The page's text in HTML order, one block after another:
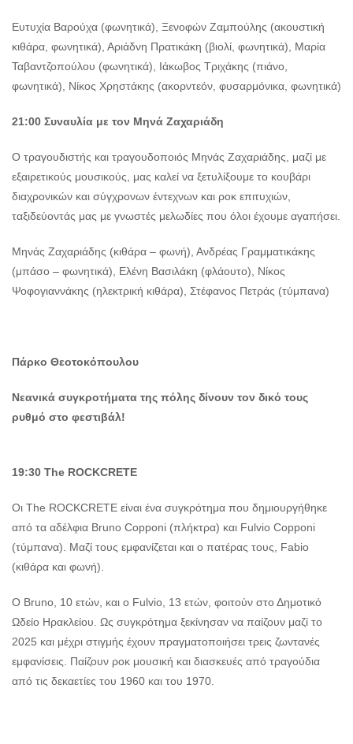
Ευτυχία Βαρούχα (φωνητικά), Ξενοφών Ζαμπούλης (ακουστική
κιθάρα, φωνητικά), Αριάδνη Πρατικάκη (βιολί, φωνητικά), Μαρία
Ταβαντζοπούλου (φωνητικά), Ιάκωβος Τριχάκης (πιάνο,
φωνητικά), Νίκος Χρηστάκης (ακορντεόν, φυσαρμόνικα, φωνητικά)
21:00 Συναυλία με τον Μηνά Ζαχαριάδη
Ο τραγουδιστής και τραγουδοποιός Μηνάς Ζαχαριάδης, μαζί με
εξαιρετικούς μουσικούς, μας καλεί να ξετυλίξουμε το κουβάρι
διαχρονικών και σύγχρονων έντεχνων και ροκ επιτυχιών,
ταξιδεύοντάς μας με γνωστές μελωδίες που όλοι έχουμε αγαπήσει.
Μηνάς Ζαχαριάδης (κιθάρα – φωνή), Ανδρέας Γραμματικάκης
(μπάσο – φωνητικά), Ελένη Βασιλάκη (φλάουτο), Νίκος
Ψοφογιαννάκης (ηλεκτρική κιθάρα), Στέφανος Πετράς (τύμπανα)
Πάρκο Θεοτοκόπουλου
Νεανικά συγκροτήματα της πόλης δίνουν τον δικό τους
ρυθμό στο φεστιβάλ!
19:30 The ROCKCRETE
Οι The ROCKCRETE είναι ένα συγκρότημα που δημιουργήθηκε
από τα αδέλφια Bruno Copponi (πλήκτρα) και Fulvio Copponi
(τύμπανα). Μαζί τους εμφανίζεται και ο πατέρας τους, Fabio
(κιθάρα και φωνή).
Ο Bruno, 10 ετών, και ο Fulvio, 13 ετών, φοιτούν στο Δημοτικό
Ωδείο Ηρακλείου. Ως συγκρότημα ξεκίνησαν να παίζουν μαζί το
2025 και μέχρι στιγμής έχουν πραγματοποιήσει τρεις ζωντανές
εμφανίσεις. Παίζουν ροκ μουσική και διασκευές από τραγούδια
από τις δεκαετίες του 1960 και του 1970.